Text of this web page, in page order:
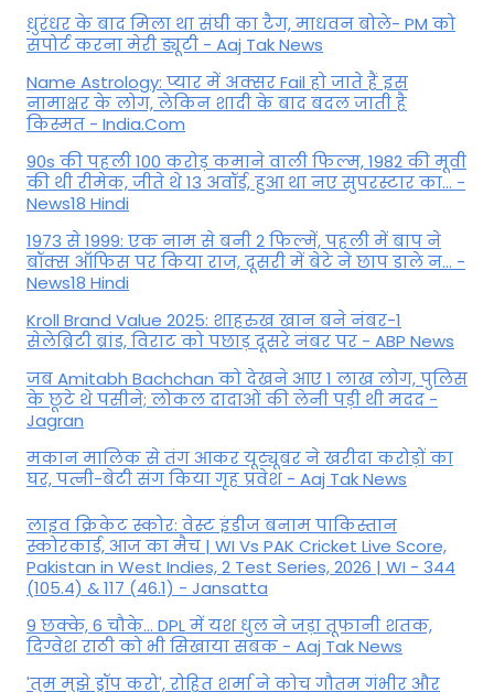
धुरंधर के बाद मिला था संघी का टैग, माधवन बोले- PM को
सपोर्ट करना मेरी ड्यूटी - Aaj Tak News
Name Astrology: प्यार में अक्सर Fail हो जाते हैं इस
नामाक्षर के लोग, लेकिन शादी के बाद बदल जाती है
किस्मत - India.Com
90s की पहली 100 करोड़ कमाने वाली फिल्म, 1982 की मूवी
की थी रीमेक, जीते थे 13 अवॉर्ड, हुआ था नए सुपरस्टार का... -
News18 Hindi
1973 से 1999: एक नाम से बनी 2 फिल्में, पहली में बाप ने
बॉक्स ऑफिस पर किया राज, दूसरी में बेटे ने छाप डाले न... -
News18 Hindi
Kroll Brand Value 2025: शाहरुख खान बने नंबर-1
सेलेब्रिटी ब्रांड, विराट को पछाड़ दूसरे नंबर पर - ABP News
जब Amitabh Bachchan को देखने आए 1 लाख लोग, पुलिस
के छूटे थे पसीने; लोकल दादाओं की लेनी पड़ी थी मदद -
Jagran
मकान मालिक से तंग आकर यूट्यूबर ने खरीदा करोड़ों का
घर, पत्नी-बेटी संग किया गृह प्रवेश - Aaj Tak News
लाइव क्रिकेट स्कोर: वेस्ट इंडीज बनाम पाकिस्तान
स्कोरकार्ड, आज का मैच | WI Vs PAK Cricket Live Score,
Pakistan in West Indies, 2 Test Series, 2026 | WI - 344
(105.4) & 117 (46.1) - Jansatta
9 छक्के, 6 चौके... DPL में यश धुल ने जड़ा तूफानी शतक,
द‍िग्वेश राठी को भी स‍िखाया सबक - Aaj Tak News
'तुम मुझे ड्रॉप करो', रोहित शर्मा ने कोच गौतम गंभीर और